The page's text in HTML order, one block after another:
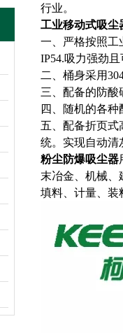
行业。
工业移动式吸尘
一、严格按照工
IP54.吸力强劲
二、桶身采用
三、配备的防酸
四、随机的各
五、配备折页
统。实现自动清
粉尘防爆吸尘器
末冶金、机械
填料、计量、装